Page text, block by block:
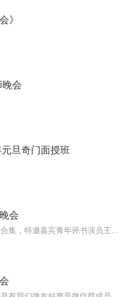
》
晚会
元旦奇门面授班
会